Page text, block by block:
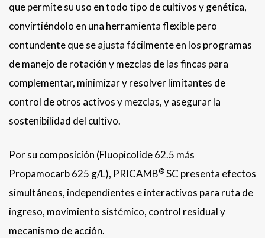
que permite su uso en todo tipo de cultivos y genética,
convirtiéndolo en una herramienta flexible pero
contundente que se ajusta fácilmente en los programas
de manejo de rotación y mezclas de las fincas para
complementar, minimizar y resolver limitantes de
control de otros activos y mezclas, y asegurar la
sostenibilidad del cultivo.
Por su composición (Fluopicolide 62.5 más
Propamocarb 625 g/L), PRICAMB®SC presenta efectos
simultáneos, independientes e interactivos para ruta de
ingreso, movimiento sistémico, control residual y
mecanismo de acción.